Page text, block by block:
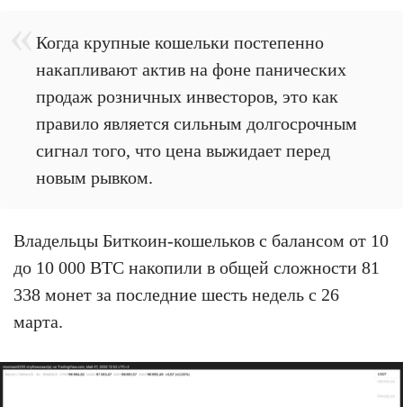
Когда крупные кошельки постепенно
накапливают актив на фоне панических
продаж розничных инвесторов, это как
правило является сильным долгосрочным
сигнал того, что цена выжидает перед
новым рывком.
Владельцы Биткоин-кошельков с балансом от 10
до 10 000 BTC накопили в общей сложности 81
338 монет за последние шесть недель с 26
марта.